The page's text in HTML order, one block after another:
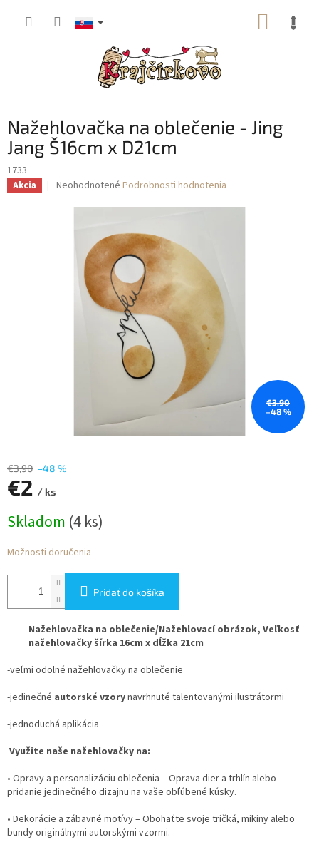
Nažehlovačka na oblečenie - Jing
Jang Š16cm x D21cm
1733
Akcia
Priemerné
produktu
hviezdičiek.
Neohodnotené Podrobnosti hodnotenia
€3,90
–48 %
€3,90 –48 %
€2 / ks
cena:
Skladom (4 ks)
Možnosti doručenia
Pridať do košíka
Nažehlovačka na oblečenie/Nažehlovací obrázok, Veľkosť
nažehlovačky šírka 16cm x dĺžka 21cm
-veľmi odolné nažehlovačky na oblečenie
-jedinečné autorské vzorynavrhnuté talentovanými ilustrátormi
-jednoduchá aplikácia
Využite naše nažehlovačky na:
• Opravy a personalizáciu oblečenia – Oprava dier a trhlín alebo
pridanie jedinečného dizajnu na vaše obľúbené kúsky.
• Dekorácie a zábavné motívy– Obohaťte svoje tričká, mikiny alebo
bundy originálnymi autorskými vzormi.